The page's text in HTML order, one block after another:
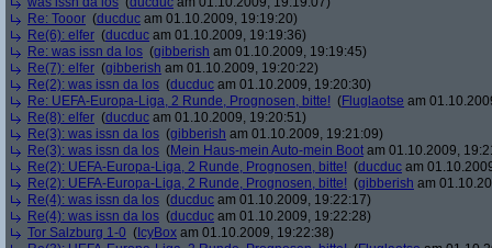
Re: Tooor (ducduc am 01.10.2009, 19:19:20)
Re(6): elfer (ducduc am 01.10.2009, 19:19:36)
Re: was issn da los (gibberish am 01.10.2009, 19:19:45)
Re(7): elfer (gibberish am 01.10.2009, 19:20:22)
Re(2): was issn da los (ducduc am 01.10.2009, 19:20:30)
Re: UEFA-Europa-Liga, 2 Runde, Prognosen, bitte! (Fluglaotse am
Re(8): elfer (ducduc am 01.10.2009, 19:20:51)
Re(3): was issn da los (gibberish am 01.10.2009, 19:21:09)
Re(3): was issn da los (Mein Haus-mein Auto-mein Boot am 01.10.2009,
Re(2): UEFA-Europa-Liga, 2 Runde, Prognosen, bitte! (ducduc am
Re(2): UEFA-Europa-Liga, 2 Runde, Prognosen, bitte! (gibberish am
Re(4): was issn da los (ducduc am 01.10.2009, 19:22:17)
Re(4): was issn da los (ducduc am 01.10.2009, 19:22:28)
Tor Salzburg 1-0 ( IcyBox am 01.10.2009, 19:22:38)